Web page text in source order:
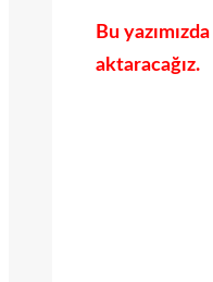
Bu
aktaracağız.